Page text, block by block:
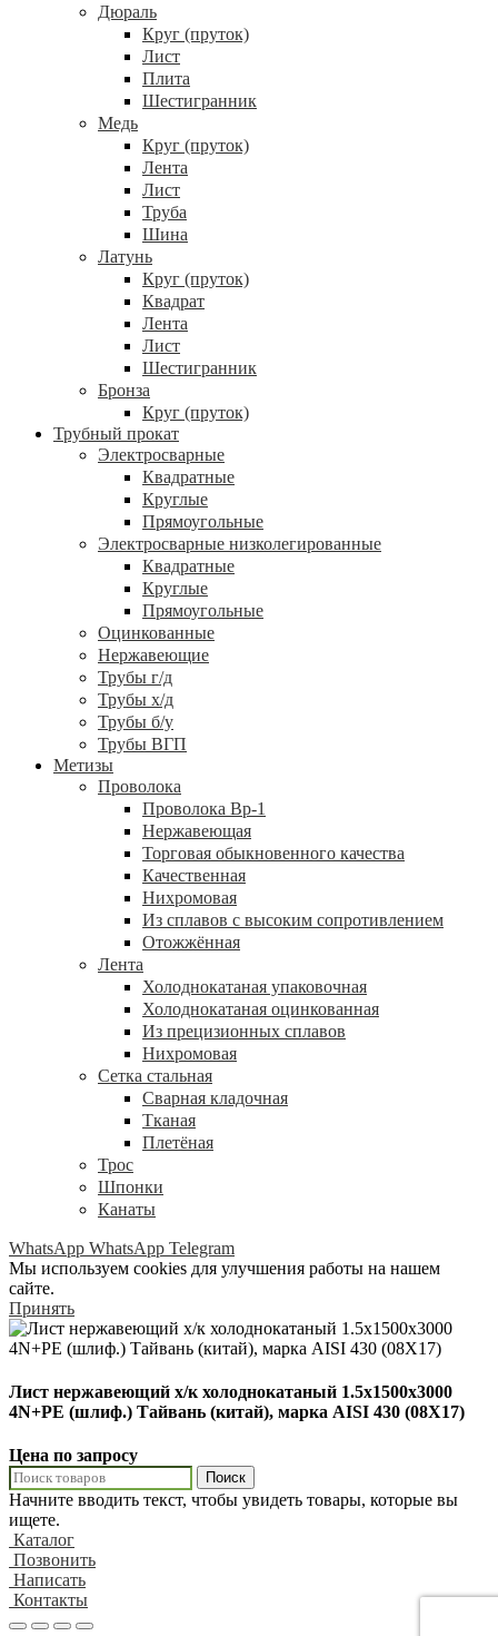
Дюраль
Круг (пруток)
Лист
Плита
Шестигранник
Медь
Круг (пруток)
Лента
Лист
Труба
Шина
Латунь
Круг (пруток)
Квадрат
Лента
Лист
Шестигранник
Бронза
Круг (пруток)
Трубный прокат
Электросварные
Квадратные
Круглые
Прямоугольные
Электросварные низколегированные
Квадратные
Круглые
Прямоугольные
Оцинкованные
Нержавеющие
Трубы г/д
Трубы х/д
Трубы б/у
Трубы ВГП
Метизы
Проволока
Проволока Вр-1
Нержавеющая
Торговая обыкновенного качества
Качественная
Нихромовая
Из сплавов с высоким сопротивлением
Отожжённая
Лента
Холоднокатаная упаковочная
Холоднокатаная оцинкованная
Из прецизионных сплавов
Нихромовая
Сетка стальная
Сварная кладочная
Тканая
Плетёная
Трос
Шпонки
Канаты
WhatsApp WhatsApp Telegram
Мы используем cookies для улучшения работы на нашем
сайте.
Принять
Лист нержавеющий х/к холоднокатаный 1.5х1500х3000
4N+PE (шлиф.) Тайвань (китай), марка AISI 430 (08Х17)
Цена по запросу
Поиск
Начните вводить текст, чтобы увидеть товары, которые вы
ищете.
Каталог
Позвонить
Написать
Контакты